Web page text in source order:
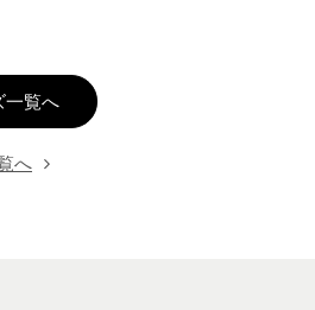
一覧へ
へ